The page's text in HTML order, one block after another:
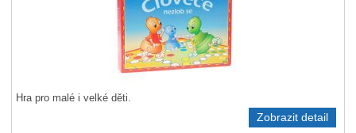
Hra pro malé i velké děti.
Zobrazit detail